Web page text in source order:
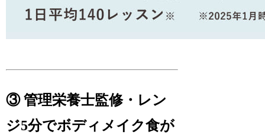
③ 管理栄養士監修・レン
ジ5分でボディメイク食が